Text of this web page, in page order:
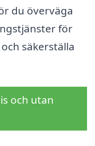
du överväga
för
säkerställa
och utan